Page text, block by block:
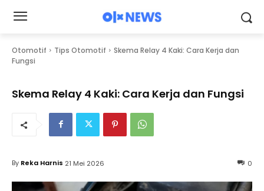
Otomotif Tips Otomotif
Skema Relay 4 Kaki: Cara Kerja dan
Fungsi
Skema Relay 4 Kaki: Cara Kerja dan Fungsi
0
By Reka Harnis 21 Mei 2026